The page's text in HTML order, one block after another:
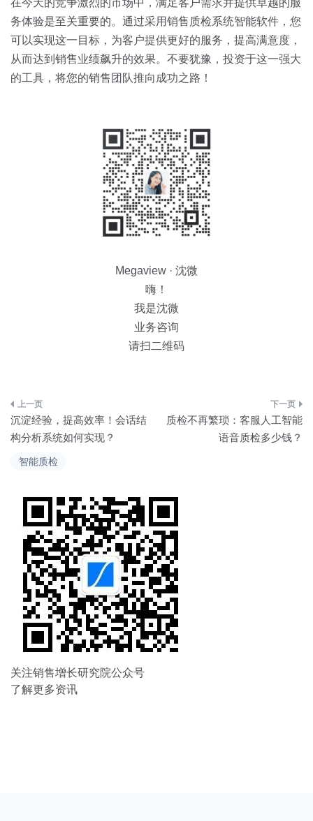
智能质检
在今天的竞争激烈的市场中，满足客户需求并提供卓越的服
务体验是至关重要的。通过采用销售质检系统智能软件，您
可以实现这一目标，为客户提供更好的服务，提高满意度，
从而达到销售业绩飙升的效果。不要犹豫，投资于这一强大
的工具，将您的销售团队推向成功之路！
Megaview · 沈微
嗨！
我是沈微
业务咨询
请扫二维码
文
章
导
航
沉淀经验，提高效率！会话结
构分析系统如何实现？
质检不再繁琐：客服人工智能
语音质检多少钱？
关注销售增长研究院公众号
了解更多资讯